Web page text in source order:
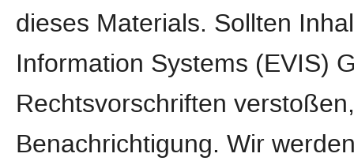
dieses Materials. Sollten
Information Systems (EVIS)
Rechtsvorschriften
Benachrichtigung. Wir